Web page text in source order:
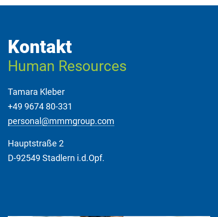
Kontakt
Human Resources
Tamara Kleber
+49 9674 80-331
personal@mmmgroup.com
Hauptstraße 2
D-92549 Stadlern i.d.Opf.